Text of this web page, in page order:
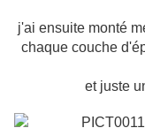
j'ai ensuite monté
chaque couche
et juste